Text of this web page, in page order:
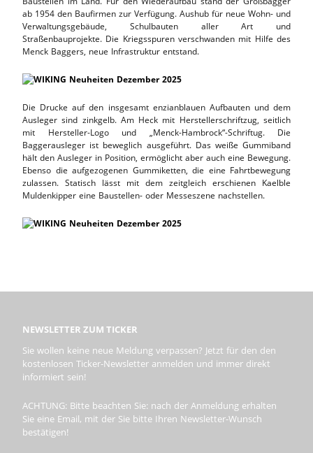
ab 1954 den Baufirmen zur Verfügung. Aushub für neue Wohn- und
Verwaltungsgebäude, Schulbauten aller Art und
Straßenbauprojekte. Die Kriegsspuren verschwanden mit Hilfe des
Menck Baggers, neue Infrastruktur entstand.
Die Drucke auf den insgesamt enzianblauen Aufbauten und dem
Ausleger sind zinkgelb. Am Heck mit Herstellerschriftzug, seitlich
mit Hersteller-Logo und „Menck-Hambrock“-Schriftug. Die
Baggerausleger ist beweglich ausgeführt. Das weiße Gummiband
hält den Ausleger in Position, ermöglicht aber auch eine Bewegung.
Ebenso die aufgezogenen Gummiketten, die eine Fahrtbewegung
zulassen. Statisch lässt mit dem zeitgleich erschienen Kaelble
Muldenkipper eine Baustellen- oder Messeszene nachstellen.
NEWSLETTER ZUM TICKER
Sie wollen keine neue Meldung verpassen? Jetzt für den den
kostenlosen Ticker-Newsletter anmelden und immer direkt
informiert sein!
ACHTUNG: Bitte beachten Sie: nach der Anmeldung erhalten
Sie eine Email, mit der Sie bitte Ihren Newsletter-Wunsch
bestätigen!